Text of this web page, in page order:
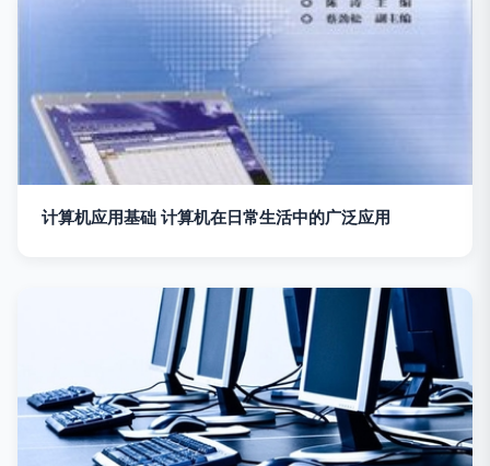
计算机应用基础 计算机在日常生活中的广泛应用